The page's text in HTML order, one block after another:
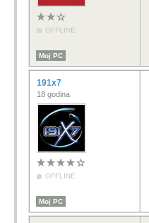
OFFLINE
Moj PC
191x7
18 godina
OFFLINE
Moj PC